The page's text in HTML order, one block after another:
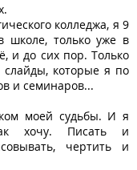
колледжа, я 9
школе, только уже в
и до сих пор. Только
которые я по
и семинаров...
моей судьбы. И я
хочу. Писать и
чертить и